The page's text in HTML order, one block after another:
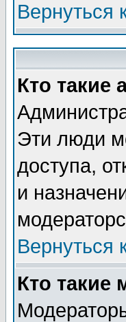
Вернуться
Кто такие
Эти люди
доступа,
и
Вернуться
Кто такие